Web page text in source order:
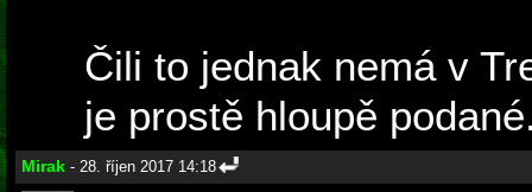
Čili to jednak nemá v
je prostě hloupě
Mirak - 28. říjen 2017 14:18